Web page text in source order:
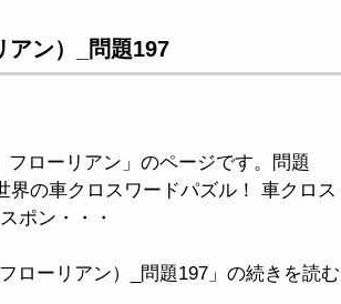
アン）_問題197
ローリアン」のページです。問題
の車クロスワードパズル！ 車クロス
ポン・・・
ローリアン）_問題197」の続きを読む